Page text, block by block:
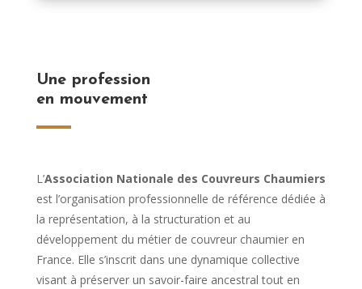
Une profession
en mouvement
L’Association Nationale des Couvreurs Chaumiers
est l’organisation professionnelle de référence dédiée à
la représentation, à la structuration et au
développement du métier de couvreur chaumier en
France. Elle s’inscrit dans une dynamique collective
visant à préserver un savoir-faire ancestral tout en